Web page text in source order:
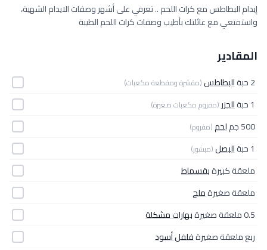
إيدام البطاطس مع كرات اللحم .. تعرفي على أشهر وصفات الايدام الشهية،
واستمتعي مع عائلتك بأطيب وصفات كرات اللحم الطيبة
المقادير
2 حبة البطاطس(مقشرة ومقطعة مكعبات)
1 حبة الجزر (مفروم مكعبات صغيرة)
500 جم لحم(مفروم)
1 حبة البصل(مبشور)
ملعقة كبيرةبقسماط
ملعقة صغيرةملح
0.5 ملعقة صغيرة
بهارات مشكلة
ربع ملعقة صغيرةفلفل أسود